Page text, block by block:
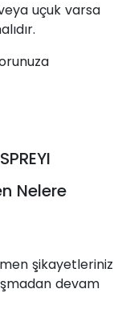
uçuk varsa
Nelere
şikayetleriniz
devam